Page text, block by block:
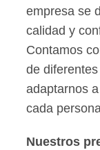
empresa se
calidad y
Contamos
de
adaptarnos
cada
Nuestros